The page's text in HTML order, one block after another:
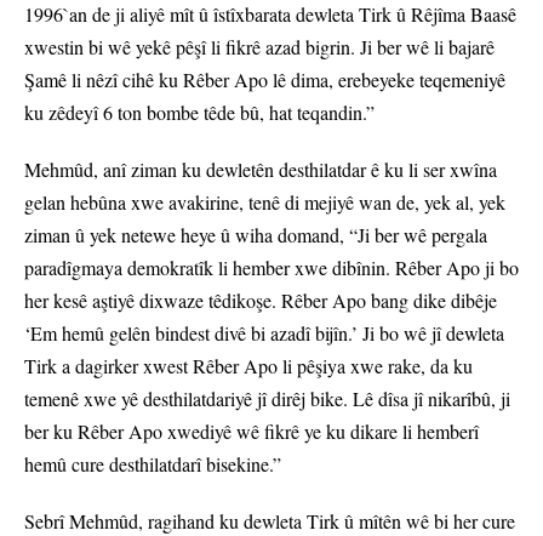
1996`an de ji aliyê mît û îstîxbarata dewleta Tirk û Rêjîma Baasê
xwestin bi wê yekê pêşî li fikrê azad bigrin. Ji ber wê li bajarê
Şamê li nêzî cihê ku Rêber Apo lê dima, erebeyeke teqemeniyê
ku zêdeyî 6 ton bombe têde bû, hat teqandin.”
Mehmûd, anî ziman ku dewletên desthilatdar ê ku li ser xwîna
gelan hebûna xwe avakirine, tenê di mejiyê wan de, yek al, yek
ziman û yek netewe heye û wiha domand, “Ji ber wê pergala
paradîgmaya demokratîk li hember xwe dibînin. Rêber Apo ji bo
her kesê aştiyê dixwaze têdikoşe. Rêber Apo bang dike dibêje
‘Em hemû gelên bindest divê bi azadî bijîn.’ Ji bo wê jî dewleta
Tirk a dagirker xwest Rêber Apo li pêşiya xwe rake, da ku
temenê xwe yê desthilatdariyê jî dirêj bike. Lê dîsa jî nikarîbû, ji
ber ku Rêber Apo xwediyê wê fikrê ye ku dikare li hemberî
hemû cure desthilatdarî bisekine.”
Sebrî Mehmûd, ragihand ku dewleta Tirk û mîtên wê bi her cure